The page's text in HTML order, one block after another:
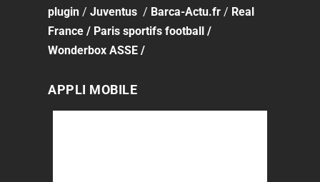
plugin /Juventus / Barca-Actu.fr / Real
France / Paris sportifs football /
Wonderbox ASSE /
APPLI MOBILE